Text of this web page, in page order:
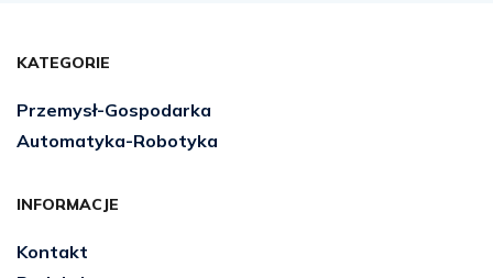
KATEGORIE
Przemysł-Gospodarka
Automatyka-Robotyka
INFORMACJE
Kontakt